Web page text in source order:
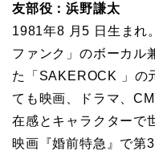
友部役：浜野謙太
1981年8 月5 日生まれ
ファンク」のボーカル
た「SAKEROCK 」の
ても映画、ドラマ、
在感とキャラクターで
映画『婚前特急』で第